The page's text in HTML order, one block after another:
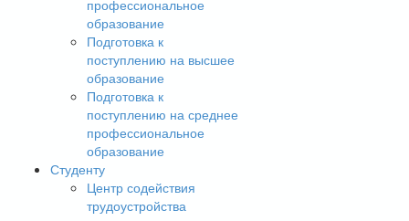
профессиональное
образование
Подготовка к
поступлению на высшее
образование
Подготовка к
поступлению на среднее
профессиональное
образование
Студенту
Центр содействия
трудоустройства